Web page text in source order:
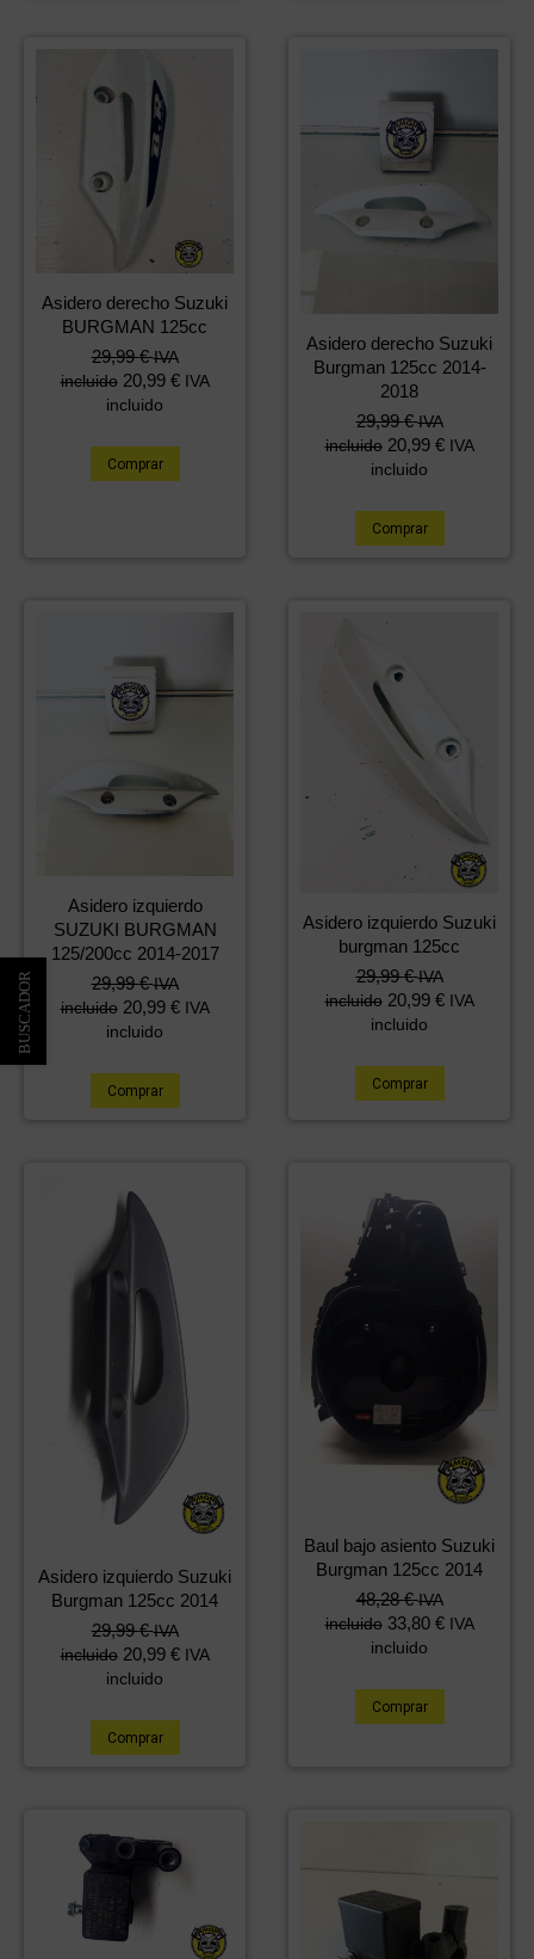
Asidero derecho Suzuki
BURGMAN 125cc
29,99€ IVA
incluido 20,99 € IVA
incluido
Comprar
Asidero derecho Suzuki
Burgman 125cc 2014-
2018
29,99€ IVA
incluido 20,99 € IVA
incluido
Comprar
Asidero izquierdo
SUZUKI BURGMAN
125/200cc 2014-2017
29,99€ IVA
incluido 20,99 € IVA
incluido
Comprar
Asidero izquierdo Suzuki
burgman 125cc
29,99€ IVA
incluido 20,99 € IVA
incluido
Comprar
Asidero izquierdo Suzuki
Burgman 125cc 2014
29,99€ IVA
incluido 20,99 € IVA
incluido
Comprar
Baul bajo asiento Suzuki
Burgman 125cc 2014
48,28€ IVA
incluido 33,80 € IVA
incluido
Comprar